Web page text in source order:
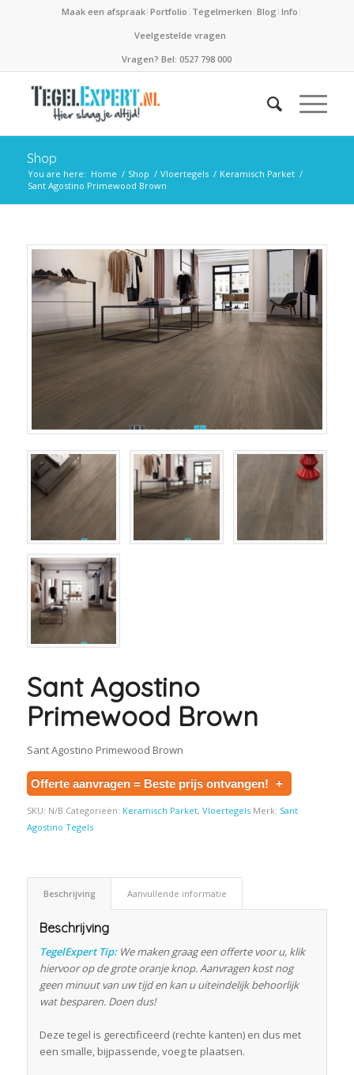
Maak een afspraak Portfolio Tegelmerken Blog Info
Veelgestelde vragen
Vragen? Bel: 0527 798 000
Shop
You are here: Home / Shop / Vloertegels / Keramisch Parket /
Sant Agostino Primewood Brown
Sant Agostino
Primewood Brown
Sant Agostino Primewood Brown
Offerte aanvragen = Beste prijs ontvangen! +
SKU: N/B Categorieën: Keramisch Parket, Vloertegels Merk: Sant
Agostino Tegels
Beschrijving Aanvullende informatie
Beschrijving
TegelExpert Tip:We maken graag een offerte voor u, klik
hiervoor op de grote oranje knop. Aanvragen kost nog
geen minuut van uw tijd en kan u uiteindelijk behoorlijk
wat besparen. Doen dus!
Deze tegel is gerectificeerd (rechte kanten) en dus met
een smalle, bijpassende, voeg te plaatsen.